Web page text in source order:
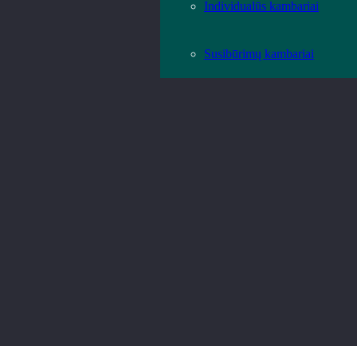
Individualūs kambariai
Susibūrimų kambariai